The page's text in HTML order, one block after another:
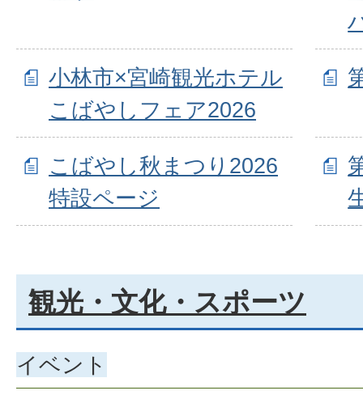
小林市×宮崎観光ホテル
こばやしフェア2026
こばやし秋まつり2026
特設ページ
観光・文化・スポーツ
イベント